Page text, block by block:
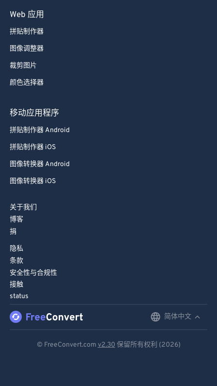
Web 应用
拼贴制作器
图像调整器
裁剪图片
颜色选择器
移动应用程序
拼贴制作器 Android
拼贴制作器 iOS
图像转换器 Android
图像转换器 iOS
关于我们
博客
捐
隐私
条款
安全性与合规性
接触
status
简体中文
© FreeConvert.com v2.30 保留所有权利 (2026)